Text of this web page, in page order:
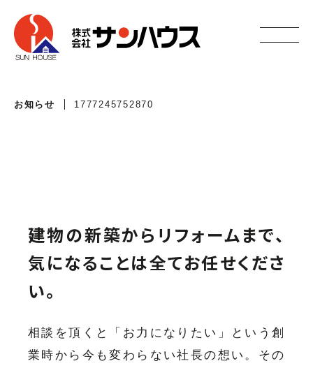
お知らせ 1777245752870
建物の新築からリフォームまで、
気になることは全てお任せくださ
い。
相談を頂くと「お力になりたい」という創
業時から今も変わらない社長の想い。その